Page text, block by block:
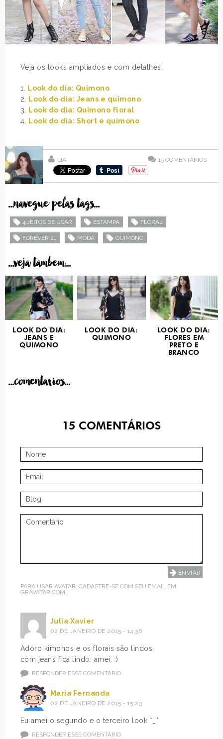
Veja os looks ampliados e com detalhes:
1. Look do dia: Quimono
2. Look do dia: Jeans e quimono
3. Look do dia: Quimono floral
4. Look do dia: Short e quimono
LIA 15 COMENTÁRIOS
...navegue pelas tags...
4 JEITOS DE USAR ESTAMPA FLORAL
FOREVER 21 MODA QUIMONO
...veja tambem...
LOOK DO DIA:
JEANS E
QUIMONO
LOOK DO DIA:
QUIMONO
LOOK DO DIA:
FLORES EM
PRETO E
BRANCO
...comentarios...
15 COMENTÁRIOS
PARA USAR AVATAR, CADASTRE-SE COM SEU EMAIL EM
GRAVATAR.COM
Julia Xavier
02 DE JANEIRO DE 2015 - 14:36
Adoro kimonos e os florais são lindos,
com jeans fica lindo. amei. :)
RESPONDER ESSE COMENTÁRIO
Maria Fernanda
02 DE JANEIRO DE 2015 - 15:23
Eu amei o segundo e o terceiro look *_*
RESPONDER ESSE COMENTÁRIO